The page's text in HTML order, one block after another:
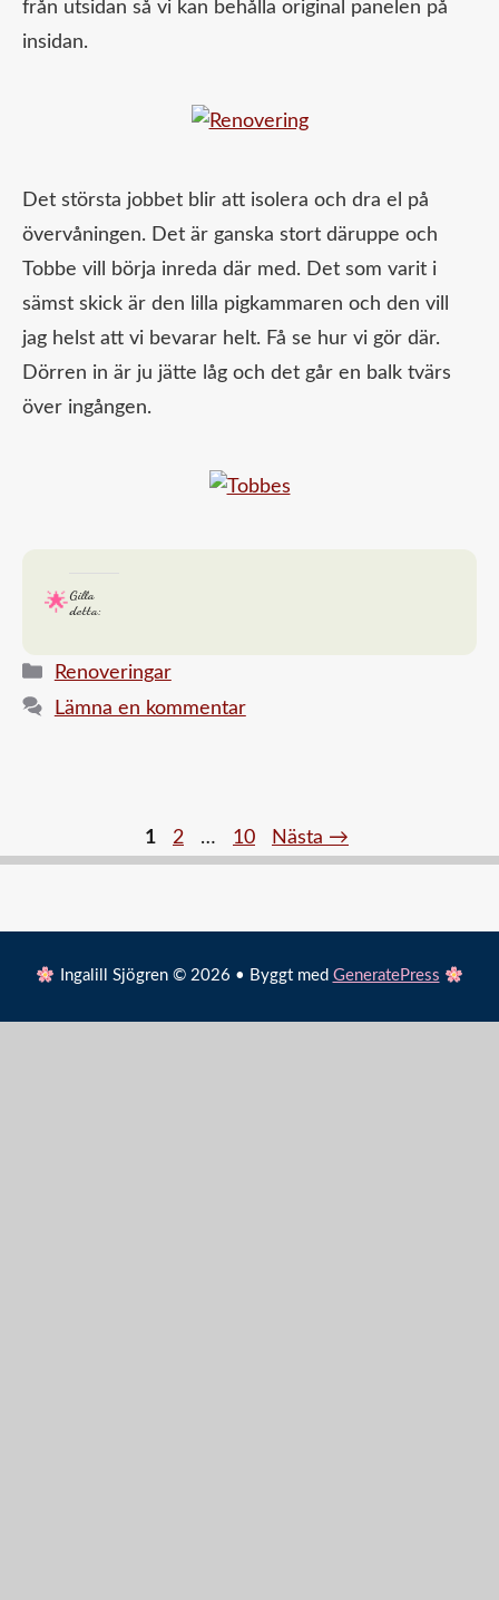
från utsidan så vi kan behålla original panelen på
insidan.
Det största jobbet blir att isolera och dra el på
övervåningen. Det är ganska stort däruppe och
Tobbe vill börja inreda där med. Det som varit i
sämst skick är den lilla pigkammaren och den vill
jag helst att vi bevarar helt. Få se hur vi gör där.
Dörren in är ju jätte låg och det går en balk tvärs
över ingången.
Gilla
detta:
Kategorier
Renoveringar
Lämna en kommentar
Sida
1 Sida
2 … Sida
10 Nästa →
Ingalill Sjögren © 2026 • Byggt med GeneratePress